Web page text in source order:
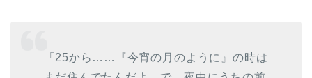
「25から……『今宵の月のように』の時は